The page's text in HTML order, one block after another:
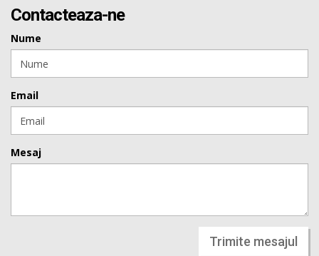
Contacteaza-ne
Nume
Email
Mesaj
Trimite mesajul